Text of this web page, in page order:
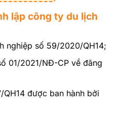
lập công ty du lịch
nghiệp số 59/2020/QH14;
01/2021/NĐ-CP về đăng
được ban hành bởi